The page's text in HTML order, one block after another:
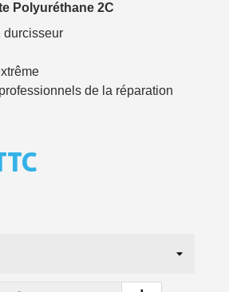
Polyuréthane 2C
durcisseur
de la réparation